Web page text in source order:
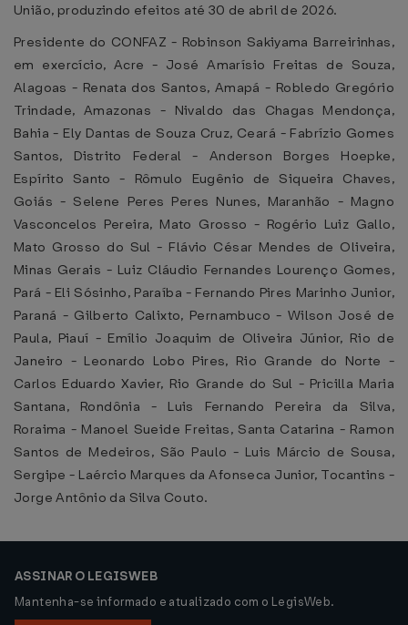
União, produzindo efeitos até 30 de abril de 2026.
Presidente do CONFAZ - Robinson Sakiyama Barreirinhas,
em exercício, Acre - José Amarísio Freitas de Souza,
Alagoas - Renata dos Santos, Amapá - Robledo Gregório
Trindade, Amazonas - Nivaldo das Chagas Mendonça,
Bahia - Ely Dantas de Souza Cruz, Ceará - Fabrízio Gomes
Santos, Distrito Federal - Anderson Borges Hoepke,
Espírito Santo - Rômulo Eugênio de Siqueira Chaves,
Goiás - Selene Peres Peres Nunes, Maranhão - Magno
Vasconcelos Pereira, Mato Grosso - Rogério Luiz Gallo,
Mato Grosso do Sul - Flávio César Mendes de Oliveira,
Minas Gerais - Luiz Cláudio Fernandes Lourenço Gomes,
Pará - Eli Sósinho, Paraíba - Fernando Pires Marinho Junior,
Paraná - Gilberto Calixto, Pernambuco - Wilson José de
Paula, Piauí - Emílio Joaquim de Oliveira Júnior, Rio de
Janeiro - Leonardo Lobo Pires, Rio Grande do Norte -
Carlos Eduardo Xavier, Rio Grande do Sul - Pricilla Maria
Santana, Rondônia - Luis Fernando Pereira da Silva,
Roraima - Manoel Sueide Freitas, Santa Catarina - Ramon
Santos de Medeiros, São Paulo - Luis Márcio de Sousa,
Sergipe - Laércio Marques da Afonseca Junior, Tocantins -
Jorge Antônio da Silva Couto.
ASSINAR O LEGISWEB
Mantenha-se informado e atualizado com o LegisWeb.